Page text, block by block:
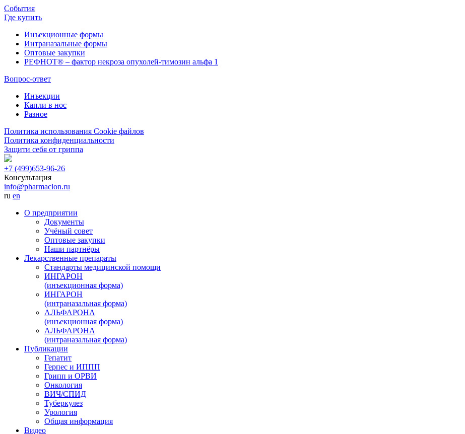
События
Где купить
Инъекционные формы
Интраназальные формы
Оптовые закупки
РЕФНОТ® – фактор некроза опухолей-тимозин альфа 1
Вопрос-ответ
Инъекции
Капли в нос
Разное
Политика использования Cookie файлов
Политика конфиденциальности
Защити себя от гриппа
+7 (499)653-96-26
Консультация
info@pharmaclon.ru
ru en
О предприятии
Документы
Учёный совет
Оптовые закупки
Наши партнёры
Лекарственные препараты
Стандарты медицинской помощи
ИНГАРОН
(инъекционная форма)
ИНГАРОН
(интраназальная форма)
АЛЬФАРОНА
(инъекционная форма)
АЛЬФАРОНА
(интраназальная форма)
Публикации
Гепатит
Герпес и ИППП
Грипп и ОРВИ
Онкология
ВИЧ/СПИД
Туберкулез
Урология
Общая информация
Видео